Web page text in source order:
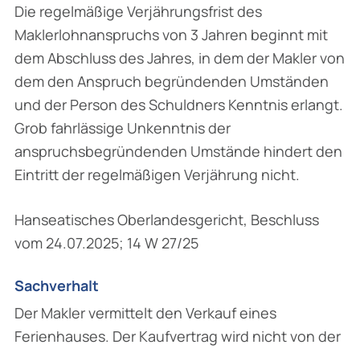
Die regelmäßige Verjährungsfrist des
Maklerlohnanspruchs von 3 Jahren beginnt mit
dem Abschluss des Jahres, in dem der Makler von
dem den Anspruch begründenden Umständen
und der Person des Schuldners Kenntnis erlangt.
Grob fahrlässige Unkenntnis der
anspruchsbegründenden Umstände hindert den
Eintritt der regelmäßigen Verjährung nicht.
Hanseatisches Oberlandesgericht, Beschluss
vom 24.07.2025; 14 W 27/25
Sachverhalt
Der Makler vermittelt den Verkauf eines
Ferienhauses. Der Kaufvertrag wird nicht von der